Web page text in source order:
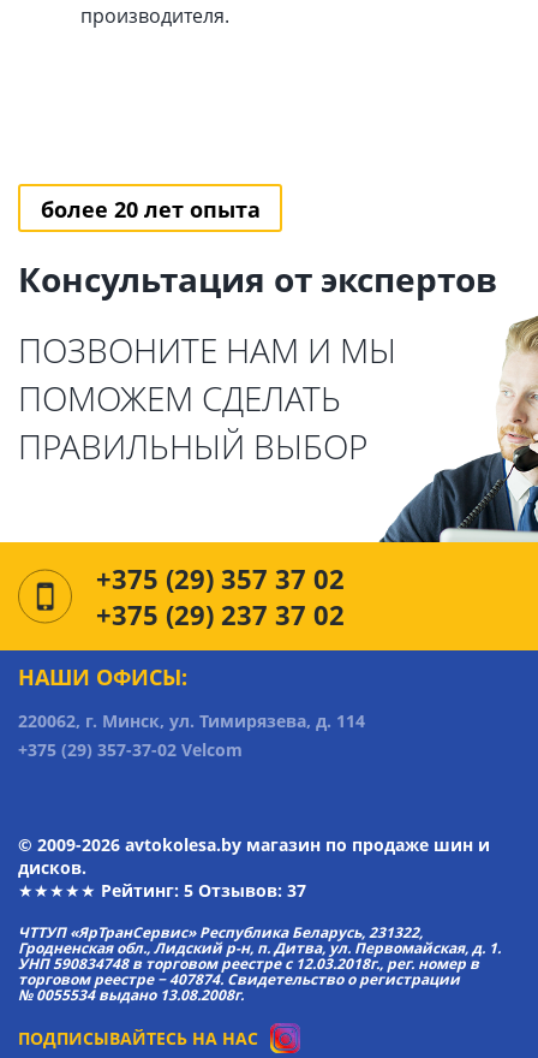
производителя.
более 20 лет опыта
Консультация от экспертов
ПОЗВОНИТЕ НАМ И МЫ
ПОМОЖЕМ СДЕЛАТЬ
ПРАВИЛЬНЫЙ ВЫБОР
+375 (29) 357 37 02
+375 (29) 237 37 02
НАШИ ОФИСЫ:
220062, г. Минск, ул. Тимирязева, д. 114
+375 (29) 357-37-02 Velcom
© 2009-2026 avtokolesa.by магазин по продаже шин и
дисков.
★★★★★ Рейтинг: 5 Отзывов: 37
ЧТТУП «ЯрТранСервис» Республика Беларусь, 231322,
Гродненская обл., Лидский р-н, п. Дитва, ул. Первомайская, д. 1.
УНП 590834748 в торговом реестре с 12.03.2018г., рег. номер в
торговом реестре − 407874. Свидетельство о регистрации
№ 0055534 выдано 13.08.2008г.
ПОДПИСЫВАЙТЕСЬ НА НАС